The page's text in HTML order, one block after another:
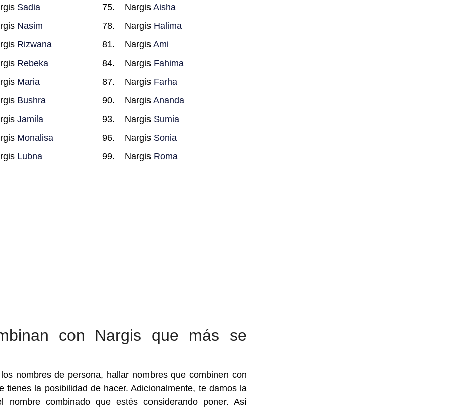
Sadia NargisAisha
Nasim Nargis Halima
Rizwana NargisAmi
Rebeka Nargis Fahima
Maria Nargis Farha
Bushra NargisAnanda
Jamila Nargis Sumia
Monalisa Nargis Sonia
Lubna Nargis Roma
con Nargis que más se
nombres de persona, hallar nombres que combinen con
tienes la posibilidad de hacer. Adicionalmente, te damos la
nombre combinado que estés considerando poner. Así